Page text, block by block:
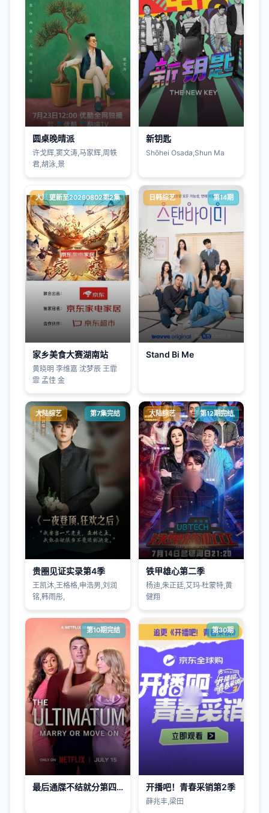
圆桌晚晴派
许戈辉,窦文涛,马家辉,周轶
君,胡泳,景
新钥匙
Shōhei Osada,Shun Ma
大陆综艺更新至20260802第2集
家乡美食大赛湖南站
黄晓明 李维嘉 沈梦辰 王霏
霏 孟佳 金
日韩综艺 第14期
Stand Bi Me
大陆综艺 第7集完结
贵圈见证实录第4季
王凯沐,王格格,申浩男,刘润
铭,韩雨彤,
大陆综艺 第12期完结
铁甲雄心第二季
杨迪,朱正廷,艾玛·杜蒙特,黄
健翔
第10期完结
最后通牒不结就分第四季
第30期
开播吧！青春采销第2季
薛兆丰,梁田